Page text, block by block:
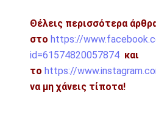
Θέλεις περισσότερα
στο https://
id=61574820057874 και
το https://
να μη χάνεις τίποτα!